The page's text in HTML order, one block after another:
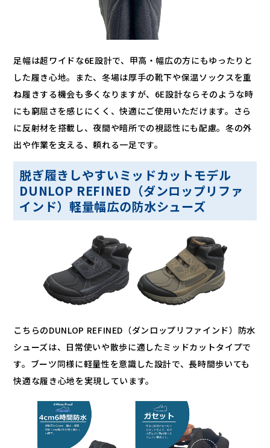
足幅は超ワイドな6E設計で、甲高・幅広の方にもゆったりと
した履き心地。また、冬場は厚手の靴下や保温ソックスを重
ね履きする機会も多くなりますが、6E設計ならそのような時
にも窮屈さを感じにくく、快適にご使用いただけます。さら
に反射材を搭載し、夜間や暗所での視認性にも配慮。冬の外
出や作業を支える、頼れる一足です。
脱ぎ履きしやすいミッドカットモデル
DUNLOP REFINED（ダンロップリファ
インド）軽量幅広の防水シューズ
こちらのDUNLOP REFINED（ダンロップリファインド）防水
シューズは、日常使いや散歩に適したミッドカットタイプで
す。ブーツ同様に軽量性を意識した設計で、長時間歩いても
快適な履き心地を実現しています。